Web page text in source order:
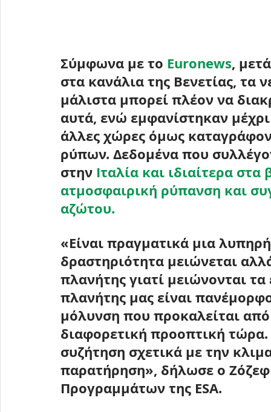
Σύμφωνα με το Euronews,
στα κανάλια της Βενετίας, τα
μάλιστα μπορεί πλέον να
αυτά, ενώ εμφανίστηκαν
άλλες χώρες όμως
ρύπων. Δεδομένα που
στην Ιταλία και ιδιαίτερα
ατμοσφαιρική ρύπανση και
αζώτου.
«Είναι πραγματικά μια
δραστηριότητα μειώνεται
πλανήτης γιατί μειώνονται
πλανήτης μας είναι
μόλυνση που προκαλείται
διαφορετική προοπτική
συζήτηση σχετικά με την
παρατήρηση», δήλωσε ο
Προγραμμάτων της ESA.